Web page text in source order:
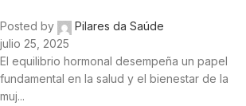
Posted by
Pilares da Saúde
julio 25, 2025
El equilibrio hormonal desempeña un papel
fundamental en la salud y el bienestar de la
muj...